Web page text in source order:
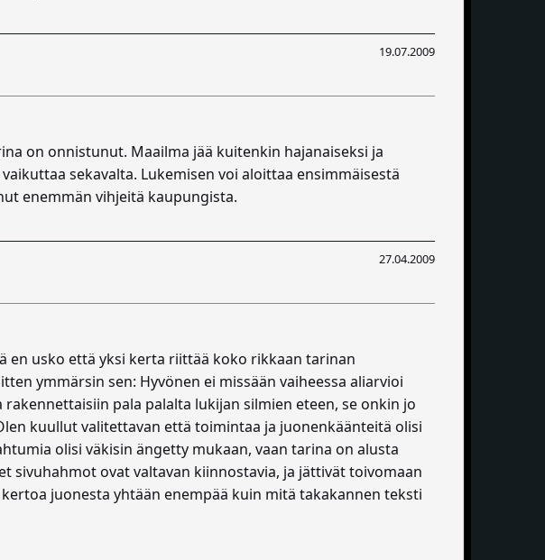
19.07.2009
on onnistunut. Maailma jää kuitenkin hajanaiseksi ja
sekavalta. Lukemisen voi aloittaa ensimmäisestä
enemmän vihjeitä kaupungista.
27.04.2009
en usko että yksi kerta riittää koko rikkaan tarinan
ymmärsin sen: Hyvönen ei missään vaiheessa aliarvioi
pala palalta lukijan silmien eteen, se onkin jo
kuullut valitettavan että toimintaa ja juonenkäänteitä olisi
olisi väkisin ängetty mukaan, vaan tarina on alusta
sivuhahmot ovat valtavan kiinnostavia, ja jättivät toivomaan
juonesta yhtään enempää kuin mitä takakannen teksti